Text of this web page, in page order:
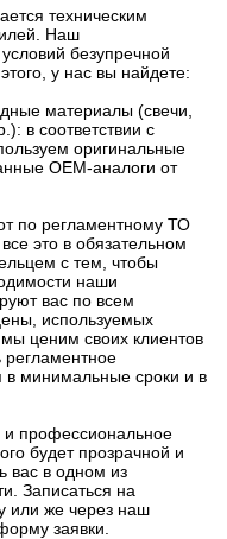
техническим
Наш
безупречной
у нас вы найдете:
материалы (свечи,
в соответствии с
оригинальные
OEM-аналоги от
по регламентному ТО
это в обязательном
с тем, чтобы
наши
вас по всем
используемых
ценим своих клиентов
в минимальные сроки и в
и профессиональное
будет прозрачной и
вас в одном из
Записаться на
или же через наш
заявки.